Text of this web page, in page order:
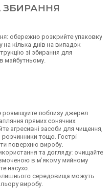
ЗБИРАННЯ
обережно розкрийте упаковку
кілька днів на випадок
зі збирання для
майбутньому.
розміщуйте поблизу джерел
прямих сонячних
агресивні засоби для чищення,
розчинники тощо. Гострі
поверхню виробу.
та догляду: очищайте
в м'якому мийному
насухо.
середовища можуть
виробу.